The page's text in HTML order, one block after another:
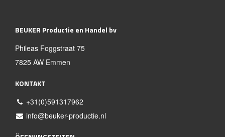
BEUKER Productie en Handel bv
Phileas Foggstraat 75
7825 AW Emmen
KONTAKT
+31(0)591317962
info@beuker-productie.nl